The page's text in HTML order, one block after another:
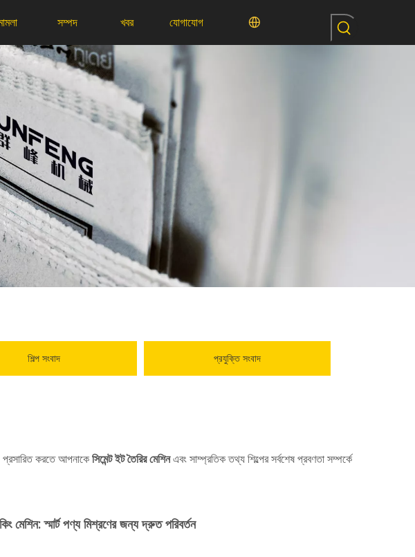
সম্পদ খবর যোগাযোগ
শিল্প সংবাদ প্রযুক্তি সংবাদ
প্রসারিত করতে আপনাকেসিমেন্ট ইট তৈরির মেশিনএবং সাম্প্রতিক তথ্য শিল্পের সর্বশেষ প্রবণতা সম্পর্কে
মেশিন: স্মার্ট পণ্য মিশ্রণের জন্য দ্রুত পরিবর্তন